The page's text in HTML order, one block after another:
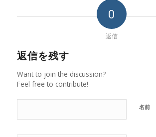
0
返信
返信を残す
Want to join the discussion?
Feel free to contribute!
名前